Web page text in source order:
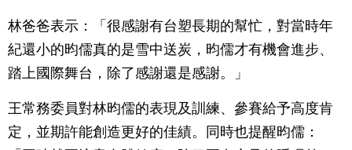
林爸爸表示：「很感謝有台塑長期的幫忙，對當時年
紀還小的昀儒真的是雪中送炭，昀儒才有機會進步、
踏上國際舞台，除了感謝還是感謝。」
王常務委員對林昀儒的表現及訓練、參賽給予高度肯
定，並期許能創造更好的佳績。同時也提醒昀儒：